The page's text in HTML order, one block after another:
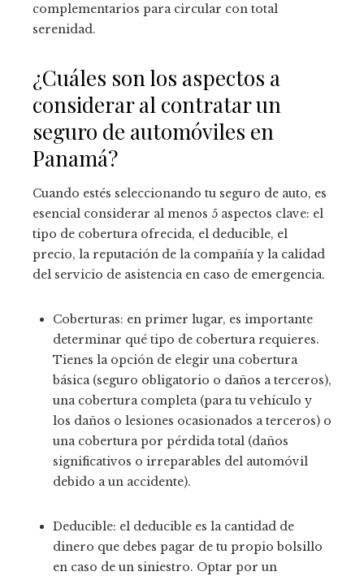
complementarios para circular con total
serenidad.
¿Cuáles son los aspectos a
considerar al contratar un
seguro de automóviles en
Panamá?
Cuando estés seleccionando tu seguro de auto, es
esencial considerar al menos 5 aspectos clave: el
tipo de cobertura ofrecida, el deducible, el
precio, la reputación de la compañía y la calidad
del servicio de asistencia en caso de emergencia.
Coberturas: en primer lugar, es importante
determinar qué tipo de cobertura requieres.
Tienes la opción de elegir una cobertura
básica (seguro obligatorio o daños a terceros),
una cobertura completa (para tu vehículo y
los daños o lesiones ocasionados a terceros) o
una cobertura por pérdida total (daños
significativos o irreparables del automóvil
debido a un accidente).
Deducible: el deducible es la cantidad de
dinero que debes pagar de tu propio bolsillo
en caso de un siniestro. Optar por un